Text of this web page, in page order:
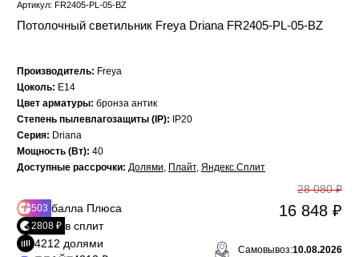
Артикул: FR2405-PL-05-BZ
Потолочный светильник Freya Driana FR2405-PL-05-BZ
Производитель: Freya
Цоколь: E14
Цвет арматуры: бронза антик
Степень пылевлагозащиты (IP):
IP20
Серия: Driana
Мощность (Вт): 40
Доступные рассрочки: Долями, Плайт, Яндекс.Сплит
503 балла Плюса
2808 ₽ в сплит
4212 долями
28 080 ₽
16 848 ₽
Самовывоз:10.08.2026